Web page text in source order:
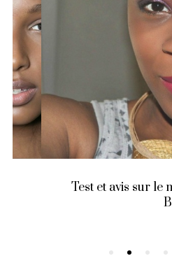
Test et avis sur le